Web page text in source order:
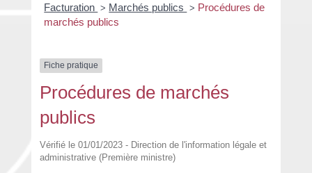
Facturation > Marchés publics > Procédures de
marchés publics
Fiche pratique
Procédures de marchés
publics
Vérifié le 01/01/2023 - Direction de l'information légale et
administrative (Première ministre)